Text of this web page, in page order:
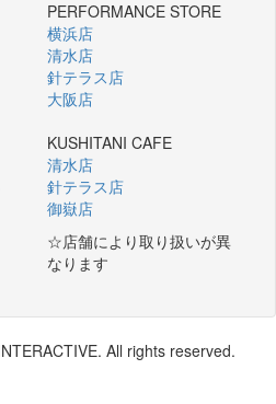
PERFORMANCE STORE
横浜店
清水店
針テラス店
大阪店
KUSHITANI CAFE
清水店
針テラス店
御嶽店
☆店舗により取り扱いが異
なります
All rights reserved.